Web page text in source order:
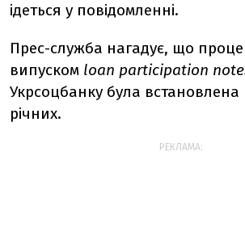
ідеться у повідомленні.
Прес-служба нагадує, що
випуском loan participation
Укрсоцбанку була встановлена
річних.
РЕКЛАМА: